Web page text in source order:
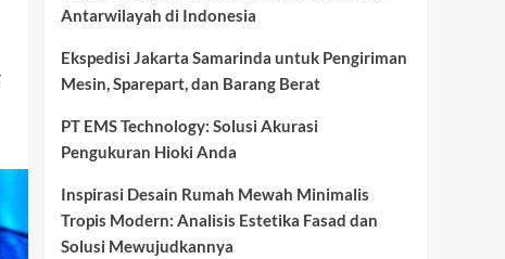
Antarwilayah di Indonesia
Ekspedisi Jakarta Samarinda untuk Pengiriman
Mesin, Sparepart, dan Barang Berat
PT EMS Technology: Solusi Akurasi
Pengukuran Hioki Anda
Inspirasi Desain Rumah Mewah Minimalis
Tropis Modern: Analisis Estetika Fasad dan
Solusi Mewujudkannya